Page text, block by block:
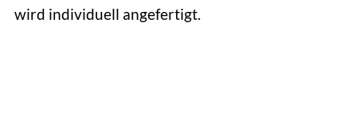
wird individuell angefertigt.